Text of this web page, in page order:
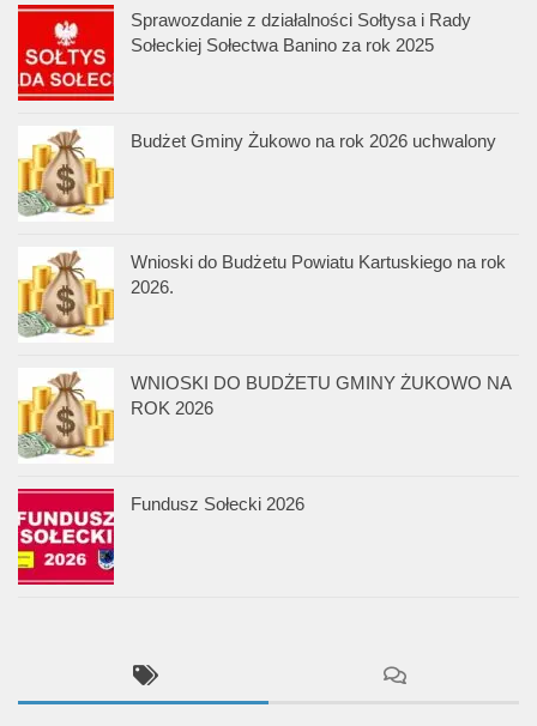
Sprawozdanie z działalności Sołtysa i Rady
Sołeckiej Sołectwa Banino za rok 2025
Budżet Gminy Żukowo na rok 2026 uchwalony
Wnioski do Budżetu Powiatu Kartuskiego na rok
2026.
WNIOSKI DO BUDŻETU GMINY ŻUKOWO NA
ROK 2026
Fundusz Sołecki 2026